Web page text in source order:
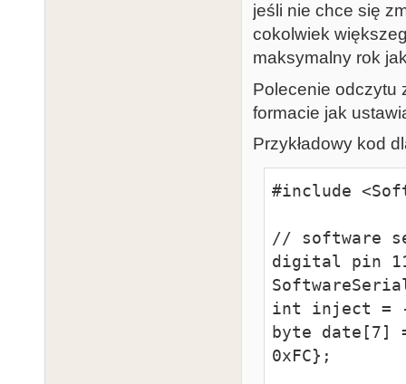
jeśli nie chce się
cokolwiek
maksymalny rok
Polecenie odczytu
formacie jak
Przykładowy kod
#include
// software
digital pin
int inject =
byte date[7]
0xFC};